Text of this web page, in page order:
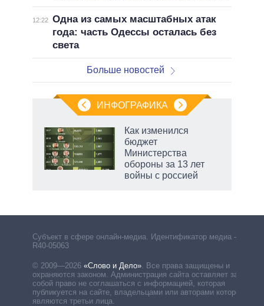
12:22 Одна из самых масштабных атак
года: часть Одессы осталась без
света
Больше новостей
ИНФОГРАФИКА
Как изменился
бюджет
Министерства
обороны за 13 лет
войны с россией
Субъект в сфере онлайн-медиа. Идентификатор медиа –
R40-05063
© 2009—2026 «Слово и Дело»
Все права защищены и
охраняются законом. Администрация сайта оставляет за
собой право не соглашаться с информацией, которая
публикуется на сайте, владельцами или авторами которой
являются третьи лица.